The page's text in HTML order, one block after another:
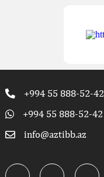
+994 55 888-52-42
+994 55 888-52-42
info@aztibb.az